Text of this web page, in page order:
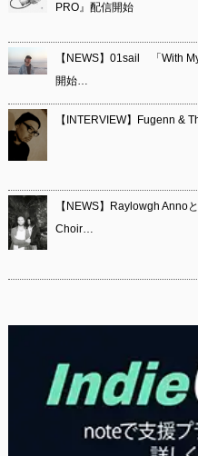
PRO』配信開始
【NEWS】01sail 「With
開始…
【INTERVIEW】Fugenn &
【NEWS】Raylowgh Anno
Choir…